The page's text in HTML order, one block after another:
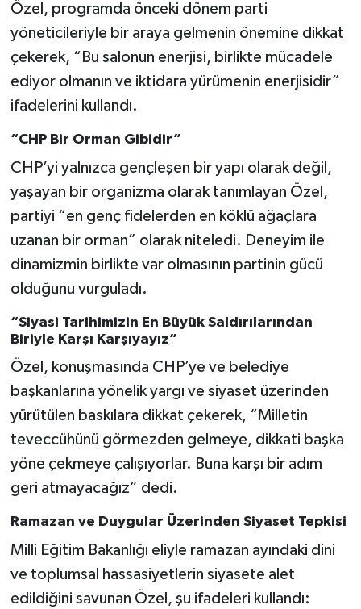
Özel, programda önceki dönem parti
yöneticileriyle bir araya gelmenin önemine dikkat
çekerek, “Bu salonun enerjisi, birlikte mücadele
ediyor olmanın ve iktidara yürümenin enerjisidir”
ifadelerini kullandı.
“CHP Bir Orman Gibidir”
CHP’yi yalnızca gençleşen bir yapı olarak değil,
yaşayan bir organizma olarak tanımlayan Özel,
partiyi “en genç fidelerden en köklü ağaçlara
uzanan bir orman” olarak niteledi. Deneyim ile
dinamizmin birlikte var olmasının partinin gücü
olduğunu vurguladı.
“Siyasi Tarihimizin En Büyük Saldırılarından
Biriyle Karşı Karşıyayız”
Özel, konuşmasında CHP’ye ve belediye
başkanlarına yönelik yargı ve siyaset üzerinden
yürütülen baskılara dikkat çekerek, “Milletin
teveccühünü görmezden gelmeye, dikkati başka
yöne çekmeye çalışıyorlar. Buna karşı bir adım
geri atmayacağız” dedi.
Ramazan ve Duygular Üzerinden Siyaset Tepkisi
Milli Eğitim Bakanlığı eliyle ramazan ayındaki dini
ve toplumsal hassasiyetlerin siyasete alet
edildiğini savunan Özel, şu ifadeleri kullandı: